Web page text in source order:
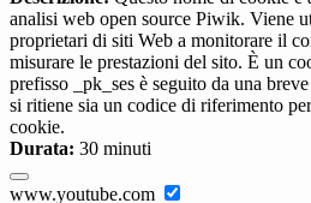
analisi web open source Piwik. Viene
proprietari di siti Web a monitorare il
misurare le prestazioni del sito. È un
prefisso _pk_ses è seguito da una
si ritiene sia un codice di riferimento
cookie.
Durata: 30 minuti
www.youtube.com